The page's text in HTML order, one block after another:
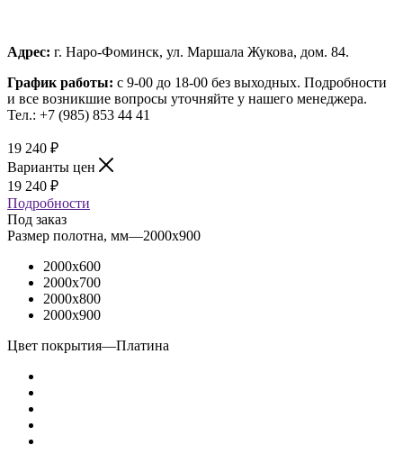
Адрес: г. Наро-Фоминск, ул. Маршала Жукова, дом. 84.
График работы: с 9-00 до 18-00 без выходных. Подробности
и все возникшие вопросы уточняйте у нашего менеджера.
Тел.: +7 (985) 853 44 41
19 240 ₽
Варианты цен
19 240 ₽
Подробности
Под заказ
Размер полотна, мм—2000x900
2000x600
2000x700
2000x800
2000x900
Цвет покрытия—Платина